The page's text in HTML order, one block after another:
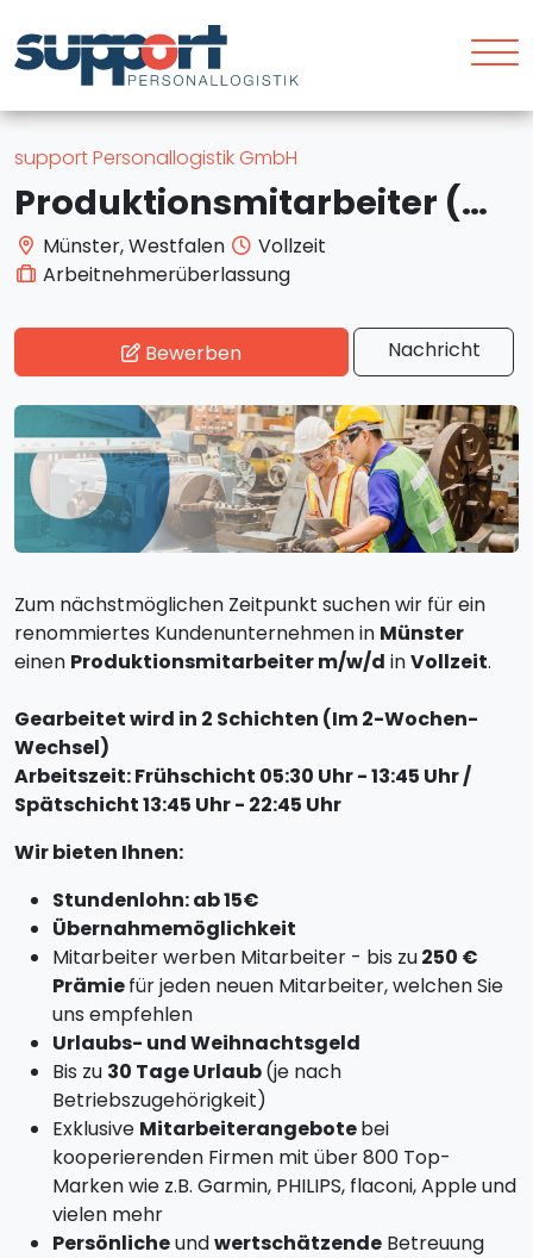
support Personallogistik GmbH
Produktionsmitarbeiter (m/w/d) – 15,00 €/Std. – Münster
Münster, Westfalen
Vollzeit
Arbeitnehmerüberlassung
Bewerben Nachricht
Zum nächstmöglichen Zeitpunkt suchen wir für ein
renommiertes Kundenunternehmen in Münster
einen Produktionsmitarbeiter m/w/d inVollzeit.
Gearbeitet wird in 2 Schichten (Im 2-Wochen-
Wechsel)
Arbeitszeit: Frühschicht 05:30 Uhr - 13:45 Uhr /
Spätschicht 13:45 Uhr - 22:45 Uhr
Wir bieten Ihnen:
Stundenlohn: ab 15€
Übernahmemöglichkeit
Mitarbeiter werben Mitarbeiter - bis zu250 €
Prämiefür jeden neuen Mitarbeiter, welchen Sie
uns empfehlen
Urlaubs- und Weihnachtsgeld
Bis zu 30 Tage Urlaub(je nach
Betriebszugehörigkeit)
Exklusive Mitarbeiterangebotebei
kooperierenden Firmen mit über 800 Top-
Marken wie z.B. Garmin, PHILIPS, flaconi, Apple und
vielen mehr
Persönlicheundwertschätzende Betreuung